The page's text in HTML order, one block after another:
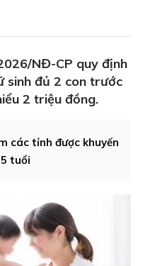
NĐ-CP quy định
sinh đủ 2 con trước
2 triệu đồng.
các tỉnh được khuyến
tuổi